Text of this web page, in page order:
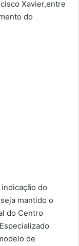
Xavier,entre
do
do
mantido o
do Centro
de